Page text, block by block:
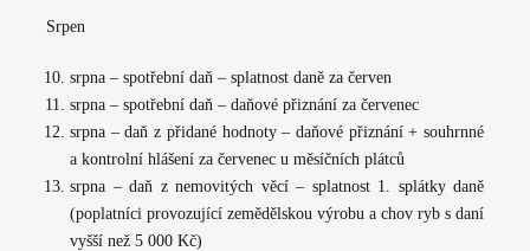
Srpen
srpna – spotřební daň – splatnost daně za červen
srpna – spotřební daň – daňové přiznání za červenec
srpna – daň z přidané hodnoty – daňové přiznání + souhrnné
a kontrolní hlášení za červenec u měsíčních plátců
srpna – daň z nemovitých věcí – splatnost 1. splátky daně
(poplatníci provozující zemědělskou výrobu a chov ryb s daní
vyšší než 5 000 Kč)